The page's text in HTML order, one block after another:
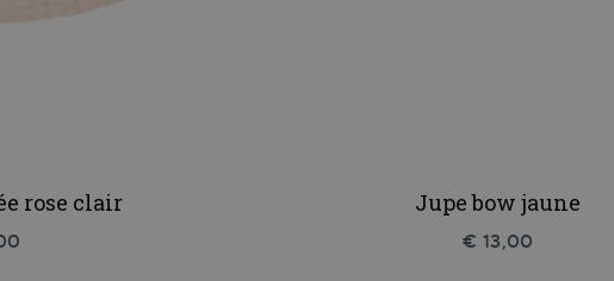
rose clair Jupe bow jaune
€ 13,00